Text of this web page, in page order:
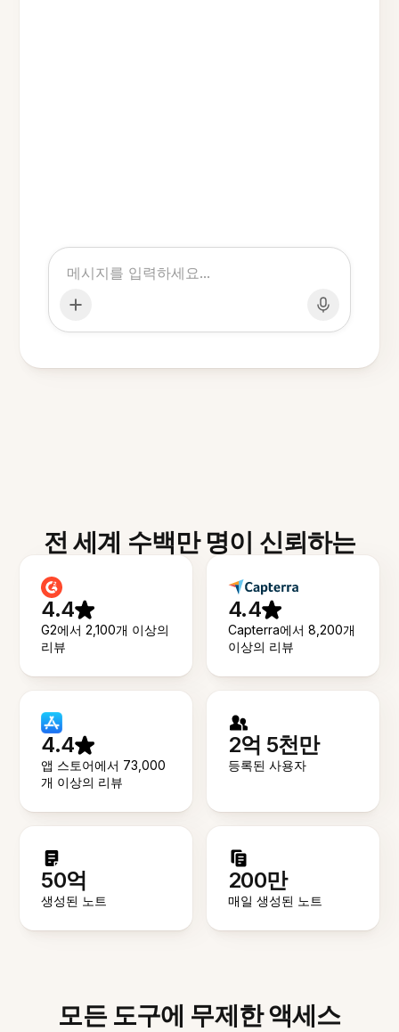
전 세계 수백만 명이 신뢰하는
4.4
G2에서 2,100개 이상의
리뷰
4.4
Capterra에서 8,200개
이상의 리뷰
4.4
앱 스토어에서 73,000
개 이상의 리뷰
2억 5천만
등록된 사용자
50억
생성된 노트
200만
매일 생성된 노트
모든 도구에 무제한 액세스